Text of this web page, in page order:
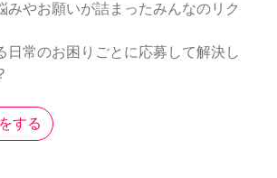
みやお願いが詰まったみんなのリク
日常のお困りごとに応募して解決し
する